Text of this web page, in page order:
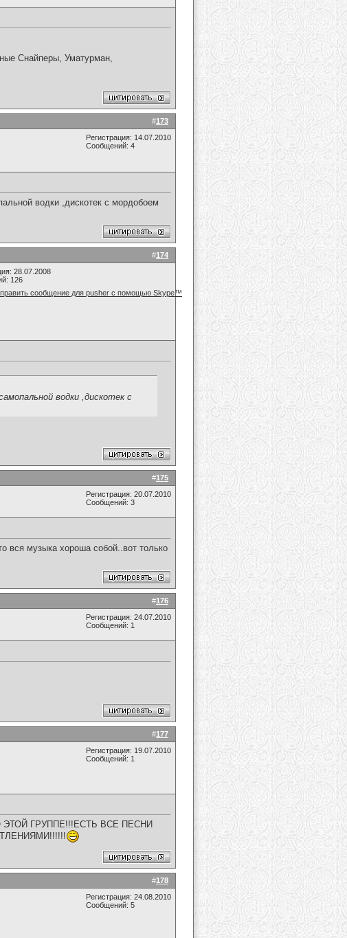
Снайперы, Уматурман,
#173
Регистрация: 14.07.2010
Сообщений: 4
водки ,дискотек с мордобоем
#174
28.07.2008
126
водки ,дискотек с
#175
Регистрация: 20.07.2010
Сообщений: 3
музыка хороша собой..вот только
#176
Регистрация: 24.07.2010
Сообщений: 1
#177
Регистрация: 19.07.2010
Сообщений: 1
ГРУППЕ!!!ЕСТЬ ВСЕ ПЕСНИ
#178
Регистрация: 24.08.2010
Сообщений: 5